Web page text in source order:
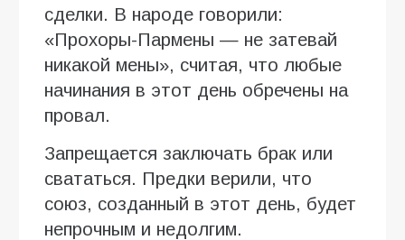
сделки. В народе говорили:
«Прохоры-Пармены — не затевай
никакой мены», считая, что любые
начинания в этот день обречены на
провал.
Запрещается заключать брак или
свататься. Предки верили, что
союз, созданный в этот день, будет
непрочным и недолгим.